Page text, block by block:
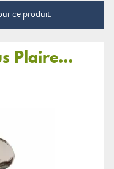
ce produit.
Plaire...